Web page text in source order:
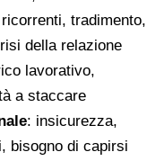
tradimento,
della relazione
lavorativo,
a staccare
: insicurezza,
bisogno di capirsi